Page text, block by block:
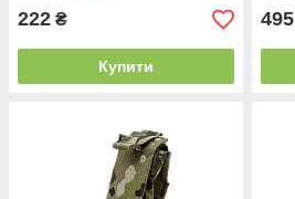
222 ₴
Купити
495